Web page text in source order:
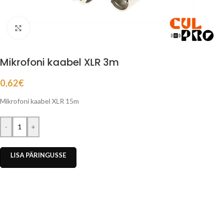
Mikrofoni kaabel XLR 3m
0,62€
Mikrofoni kaabel XLR 15m
- +
LISA PÄRINGUSSE